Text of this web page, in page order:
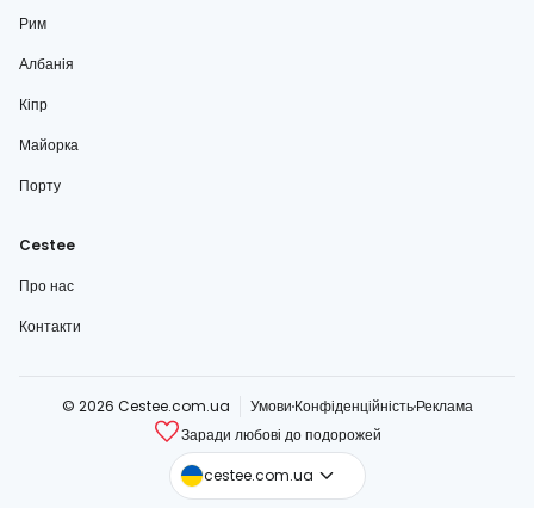
Рим
Албанія
Кіпр
Майорка
Порту
Cestee
Про нас
Контакти
© 2026 Cestee.com.ua УмовиКонфіденційністьРеклама
Заради любові до подорожей
cestee.com.ua
cestee.com
cestee.sk